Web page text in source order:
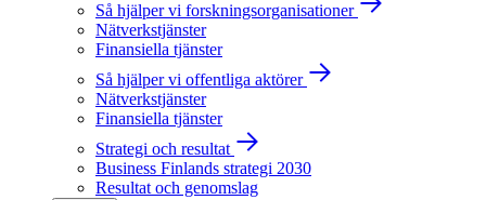
Så hjälper vi forskningsorganisationer
Nätverkstjänster
Finansiella tjänster
Så hjälper vi offentliga aktörer
Nätverkstjänster
Finansiella tjänster
Strategi och resultat
Business Finlands strategi 2030
Resultat och genomslag